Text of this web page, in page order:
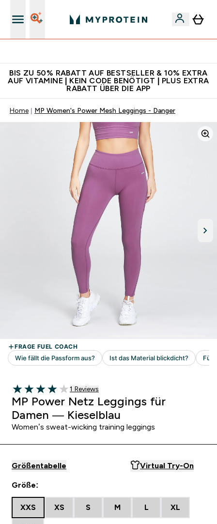
BIS ZU 50% RABATT AUF BESTSELLER & 10% EXTRA
AUF VITAMINE | KEIN CODE BENÖTIGT | PLUS EXTRA
RABATT ÜBER DIE APP
Home MP Women's Power Mesh Leggings - Danger
4 out of 5 stars
1 customer reviews
1 Reviews
MP Power Netz Leggings für
Damen — Kieselblau
Women’s sweat-wicking training leggings
Größentabelle Virtual Try-On
Größe:
XXS XS S M L XL